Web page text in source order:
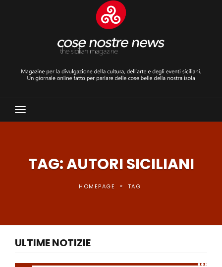
Toggle
Navigation
TAG: AUTORI SICILIANI
HOMEPAGE » TAG
ULTIME NOTIZIE